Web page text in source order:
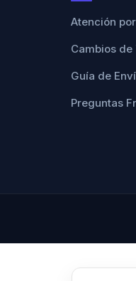
Atención
Cambios de
Guía de
Preguntas